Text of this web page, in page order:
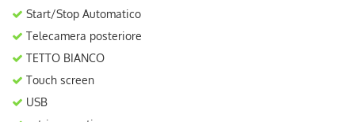
Start/Stop Automatico
Telecamera posteriore
TETTO BIANCO
Touch screen
USB